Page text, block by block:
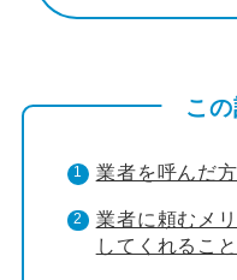
こ
業者を呼んだ
業者に頼むメ
してくれること